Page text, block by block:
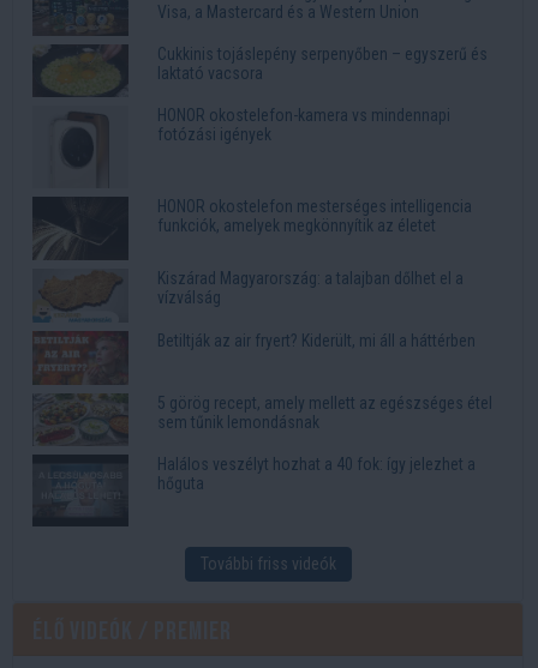
Visa, a Mastercard és a Western Union
Cukkinis tojáslepény serpenyőben – egyszerű és
laktató vacsora
HONOR okostelefon-kamera vs mindennapi
fotózási igények
HONOR okostelefon mesterséges intelligencia
funkciók, amelyek megkönnyítik az életet
Kiszárad Magyarország: a talajban dőlhet el a
vízválság
Betiltják az air fryert? Kiderült, mi áll a háttérben
5 görög recept, amely mellett az egészséges étel
sem tűnik lemondásnak
Halálos veszélyt hozhat a 40 fok: így jelezhet a
hőguta
További friss videók